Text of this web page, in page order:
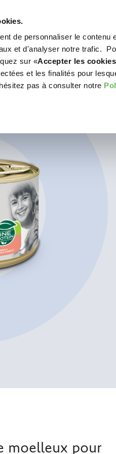
de personnaliser le contenu
et d'analyser notre trafic.
sur «Accepter les cookies
et les finalités pour
pas à consulter notre
WORLD OF
moelleux pour